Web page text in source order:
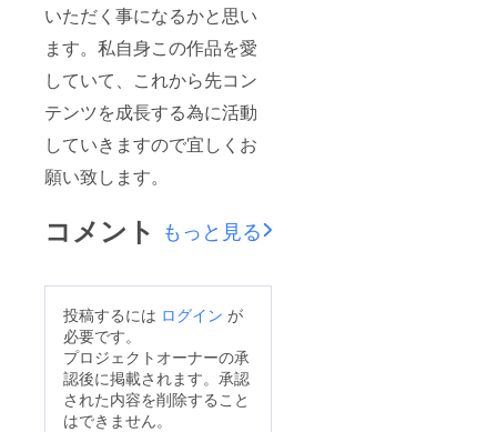
いただく事になるかと思い
ます。私自身この作品を愛
していて、これから先コン
テンツを成長する為に活動
していきますので宜しくお
願い致します。
コメント もっと見る
投稿するには ログイン が
必要です。
プロジェクトオーナーの承
認後に掲載されます。承認
された内容を削除すること
はできません。